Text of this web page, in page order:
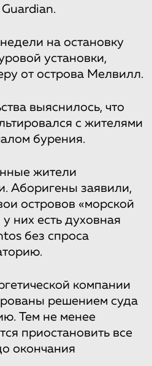
на остановку
установки,
от острова Мелвилл.
выяснилось, что
с жителями
бурения.
жители
Аборигены заявили,
островов «морской
них есть духовная
без спроса
компании
решением суда
Тем не менее
приостановить все
окончания